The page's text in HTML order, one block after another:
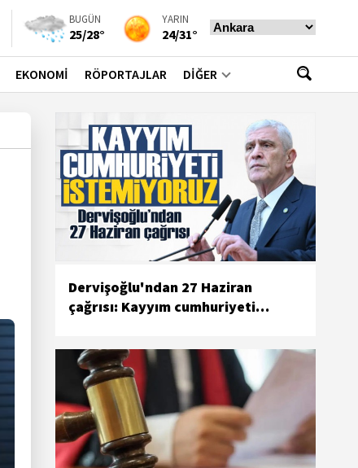
BUGÜN
25/28°
YARIN
24/31°
EKONOMİ RÖPORTAJLAR DİĞER
Dervişoğlu'ndan 27 Haziran
çağrısı: Kayyım cumhuriyeti